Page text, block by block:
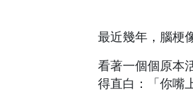
最近幾年，腦梗
看著一個個原本
得直白：「你嘴